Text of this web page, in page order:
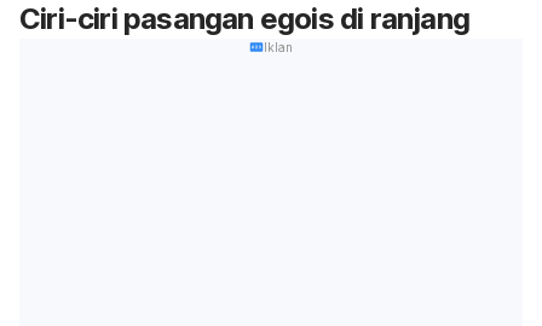
Ciri-ciri pasangan egois di ranjang
Iklan